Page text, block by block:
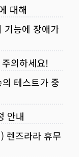
대해
기능에 장애가
의하세요!
테스트가 중
안내
렌즈라라 휴무